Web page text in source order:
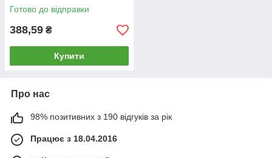
Готово до відправки
388,59 ₴
Купити
Про нас
98% позитивних з 190 відгуків за рік
Працює з 18.04.2016